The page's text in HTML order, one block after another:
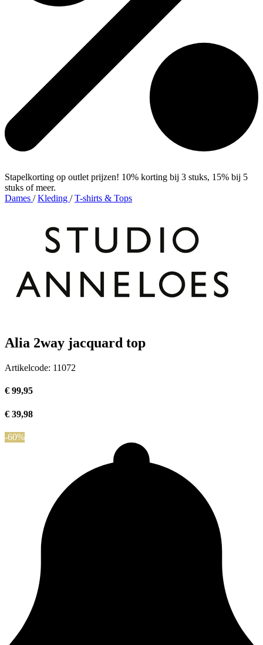
Stapelkorting op outlet prijzen! 10% korting bij 3 stuks, 15% bij 5
stuks of meer.
Dames / Kleding / T-shirts & Tops
Alia 2way jacquard top
Artikelcode: 11072
€ 99,95
€ 39,98
-60%